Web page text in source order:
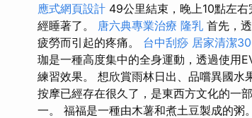
應式網頁設計 49公里結束，晚上10點左
經睡著了。 唐六典專業治療 隆乳 首先，
疲勞而引起的疼痛。 台中刮痧 居家清潔
珈是一種高度集中的全身運動，透過使用
練習效果。 想欣賞雨林日出、品嚐異國水
按摩已經存在很久了，是東西方文化的一
一。 福福是一種由木薯和煮土豆製成的粥